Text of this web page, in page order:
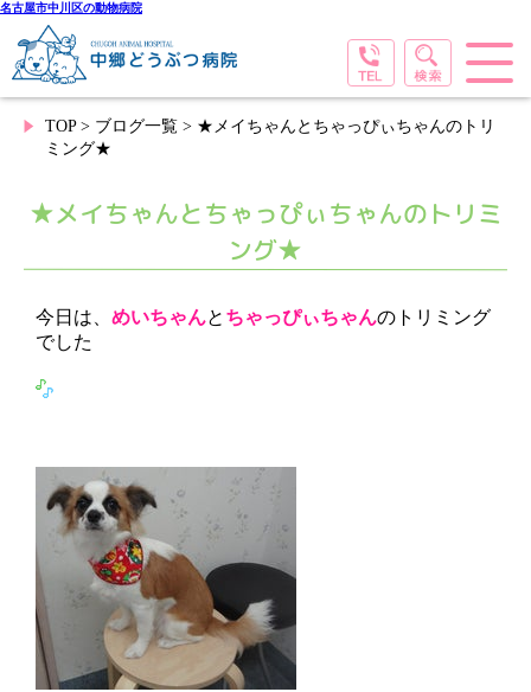
名古屋市中川区の動物病院
TOP> ブログ一覧 > ★メイちゃんとちゃっぴぃちゃんのトリ
ミング★
★メイちゃんとちゃっぴぃちゃんのトリミ
ング★
今日は、 めいちゃんと ちゃっぴぃちゃんのトリミング
でした